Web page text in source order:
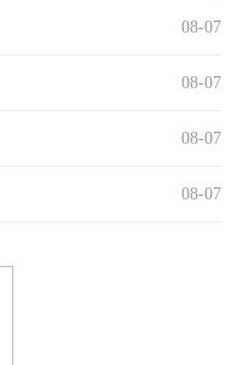
08-07
08-07
08-07
08-07